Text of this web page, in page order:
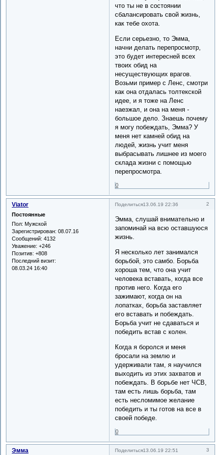
что ты не в состоянии
сбалансировать свой жизнь,
как тебе охота.
Если серьезно, то Эмма,
начни делать перепросмотр,
это будет интересней всех
твоих обид на
несуществующих врагов.
Возьми пример с Ленс, смотри
как она отдалась толтекской
идее, и я тоже на Ленс
наезжал, и она на меня -
большое дело. Знаешь почему
я могу побеждать, Эмма? У
меня нет камней обид на
людей, жизнь учит меня
выбрасывать лишнее из моего
склада жизни с помощью
перепросмотра.
0
Поделиться 2
13.06.19 22:36
Viator
Постоянные
Пол: Мужской
Зарегистрирован: 08.07.16
Сообщений: 4132
Уважение: +246
Позитив: +808
Последний визит:
08.03.24 16:40
Эмма, слушай внимательно и
запоминай на всю оставшуюся
жизнь.
Я несколько лет занимался
борьбой, это самбо. Борьба
хороша тем, что она учит
человека вставать, когда все
против него. Когда его
зажимают, когда он на
лопатках, борьба заставляет
его вставать и побеждать.
Борьба учит не сдаваться и
победить встав с колен.
Когда я боролся и меня
бросали на землю и
удерживали там, я научился
выходить из этих захватов и
побеждать. В борьбе нет ЧСВ,
там есть лишь борьба, там
есть несломимое желание
победить и ты готов на все в
своей победе.
0
Поделиться 3
13.06.19 22:51
Эмма